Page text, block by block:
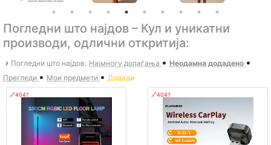
Погледни што најдов – Кул и уникатни
производи, одлични откритија:
› Погледни што најдов: Најмногу допаѓања • Неодамна додадено •
Прегледи • Мои предмети • Додади
🔗404? 🔗404?